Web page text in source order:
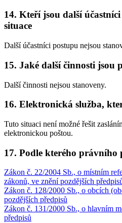
14. Kteří jsou další
situace
Další účastníci postupu nejsou
15. Jaké další činnosti jsou
Další činnosti nejsou stanoveny.
16. Elektronická služba,
Tuto situaci není možné řešit
elektronickou poštou.
17. Podle kterého právního
Zákon č. 22/2004 Sb., o místním
zákonů, ve znění pozdějších
Zákon č. 128/2000 Sb., o obcích
pozdějších předpisů
Zákon č. 131/2000 Sb., o hlavním
předpisů